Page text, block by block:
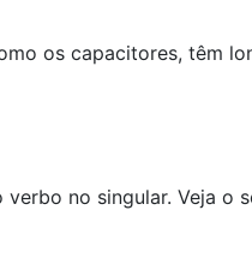
os capacitores, têm
no singular. Veja o